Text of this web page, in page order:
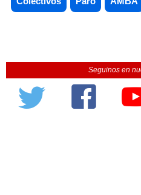
Seguinos en